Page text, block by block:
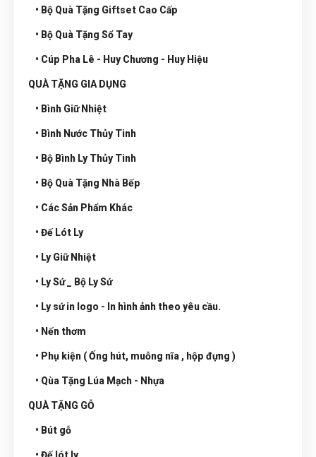
• Bộ Quà Tặng Giftset Cao Cấp
• Bộ Quà Tặng Sổ Tay
• Cúp Pha Lê - Huy Chương - Huy Hiệu
QUÀ TẶNG GIA DỤNG
• Bình Giữ Nhiệt
• Bình Nước Thủy Tinh
• Bộ Bình Ly Thủy Tinh
• Bộ Quà Tặng Nhà Bếp
• Các Sản Phẩm Khác
• Đế Lót Ly
• Ly Giữ Nhiệt
• Ly Sứ _ Bộ Ly Sứ
• Ly sứ in logo - In hình ảnh theo yêu cầu.
• Nến thơm
• Phụ kiện ( Ống hút, muỗng nĩa , hộp đựng )
• Qùa Tặng Lúa Mạch - Nhựa
QUÀ TẶNG GỖ
• Bút gỗ
• Đế lót ly